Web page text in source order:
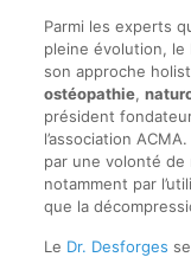
Parmi les experts
pleine évolution, le
son approche
ostéopathie,
président
l’association
par une volonté
notamment par
que la
Le Dr. Desforges